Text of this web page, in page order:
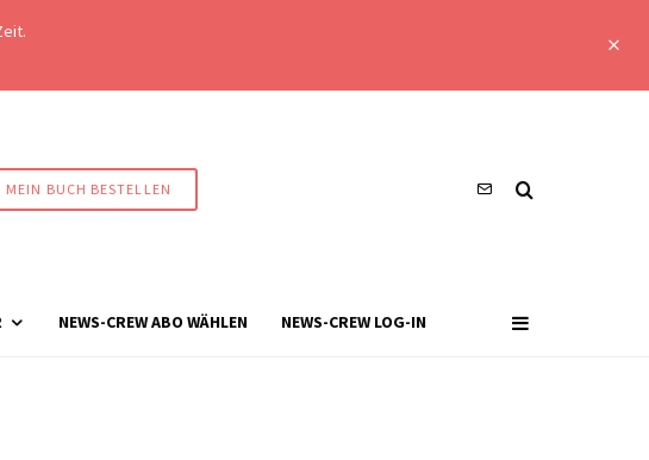
MEIN BUCH BESTELLEN
NEWS-CREW ABO WÄHLEN NEWS-CREW LOG-IN